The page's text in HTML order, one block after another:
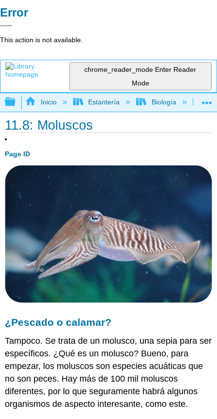
Error
This action is not available.
chrome_reader_mode Enter Reader
Mode
Expandir/contraer jerarquía global
Inicio Estantería Biología
11.8: Moluscos
Page ID
¿Pescado o calamar?
Tampoco. Se trata de un molusco, una sepia para ser
específicos. ¿Qué es un molusco? Bueno, para
empezar, los moluscos son especies acuáticas que
no son peces. Hay más de 100 mil moluscos
diferentes, por lo que seguramente habrá algunos
organismos de aspecto interesante, como este.